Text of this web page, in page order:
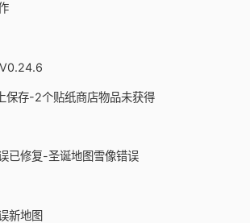
保存-2个贴纸商店物品未获得
已修复-圣诞地图雪像错误
新地图